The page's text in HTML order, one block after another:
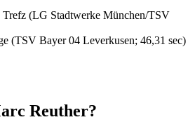
Trefz (LG Stadtwerke München/TSV
(TSV Bayer 04 Leverkusen; 46,31 sec)
Reuther?